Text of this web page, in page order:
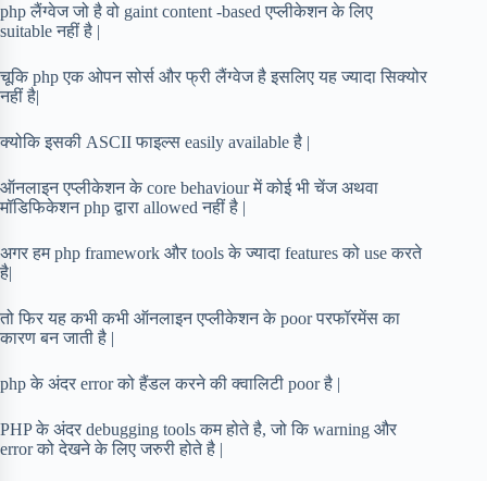
php लैंग्वेज जो है वो gaint content -based एप्लीकेशन के लिए
suitable नहीं है |
चूकि php एक ओपन सोर्स और फ्री लैंग्वेज है इसलिए यह ज्यादा सिक्योर
नहीं है|
क्योकि इसकी ASCII फाइल्स easily available है |
ऑनलाइन एप्लीकेशन के core behaviour में कोई भी चेंज अथवा
मॉडिफिकेशन php द्वारा allowed नहीं है |
अगर हम php framework और tools के ज्यादा features को use करते
है|
तो फिर यह कभी कभी ऑनलाइन एप्लीकेशन के poor परफॉरमेंस का
कारण बन जाती है |
php के अंदर error को हैंडल करने की क्वालिटी poor है |
PHP के अंदर debugging tools कम होते है, जो कि warning और
error को देखने के लिए जरुरी होते है |